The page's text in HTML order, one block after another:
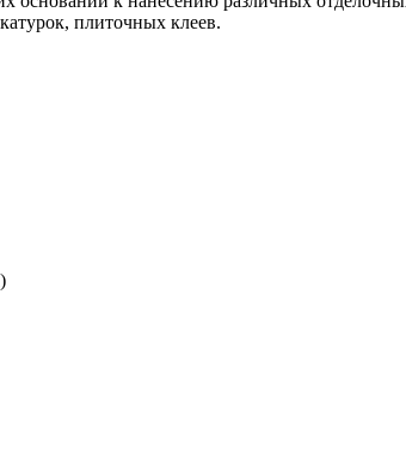
плиточных клеев.